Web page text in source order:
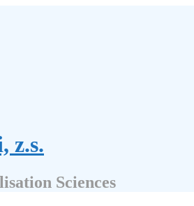
z.s.
Sciences